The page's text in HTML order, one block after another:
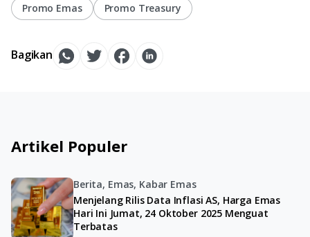
Promo Emas Promo Treasury
Bagikan
Artikel Populer
Berita, Emas, Kabar Emas
Menjelang Rilis Data Inflasi AS, Harga Emas
Hari Ini Jumat, 24 Oktober 2025 Menguat
Terbatas